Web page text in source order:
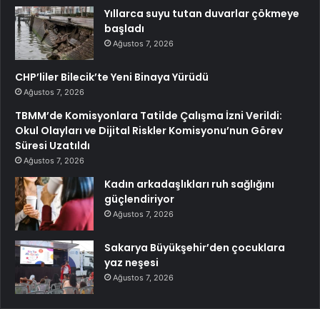
Yıllarca suyu tutan duvarlar çökmeye
başladı
Ağustos 7, 2026
CHP’liler Bilecik’te Yeni Binaya Yürüdü
Ağustos 7, 2026
TBMM’de Komisyonlara Tatilde Çalışma İzni Verildi:
Okul Olayları ve Dijital Riskler Komisyonu’nun Görev
Süresi Uzatıldı
Ağustos 7, 2026
Kadın arkadaşlıkları ruh sağlığını
güçlendiriyor
Ağustos 7, 2026
Sakarya Büyükşehir’den çocuklara
yaz neşesi
Ağustos 7, 2026